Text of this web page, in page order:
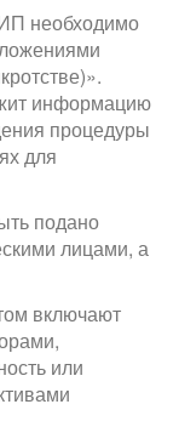
необходимо
информацию
процедуры
для
подано
лицами, а
включают
или